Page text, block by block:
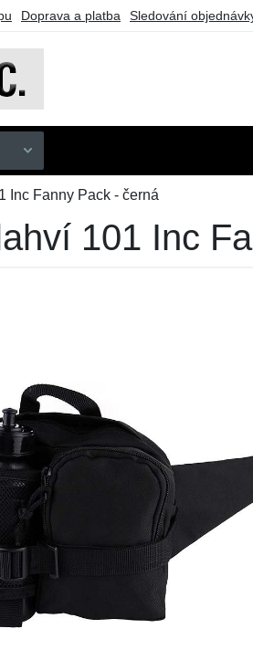
Doprava a platba Sledování
Inc Fanny Pack - černá
101 Inc